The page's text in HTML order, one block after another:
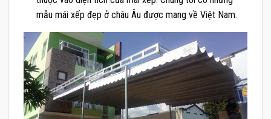
mẫu mái xếp đẹp ở châu Âu được mang về Việt Nam.